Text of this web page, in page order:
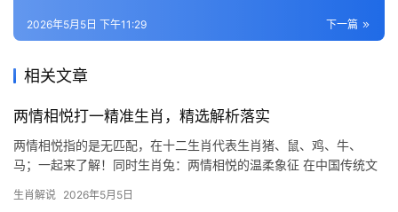
下一篇
2026年5月5日 下午11:29
相关文章
两情相悦打一精准生肖，精选解析落实
两情相悦指的是无匹配，在十二生肖代表生肖猪、鼠、鸡、牛、
马；一起来了解！同时生肖兔：两情相悦的温柔象征 在中国传统文
肖，生肖兔当之无愧——其性格温顺、情感细腻，恰如热恋中人的
生肖解说 2026年5月5日